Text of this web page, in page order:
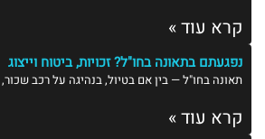
קרא עוד »
נפגעתם בתאונה בחו"ל? זכויות, ביטוח וייצוג
תאונה בחו"ל — בין אם בטיול, בנהיגה על רכב שכור,
קרא עוד »